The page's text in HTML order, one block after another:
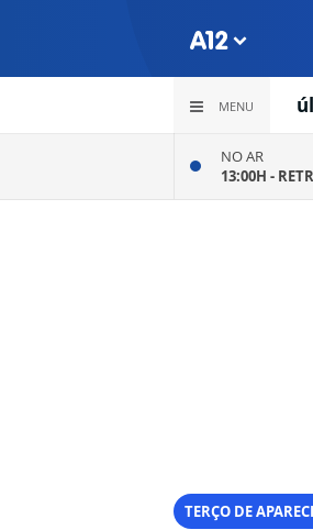
MENU
NO AR
13:00H -
TERÇO DE